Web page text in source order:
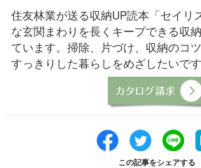
住友林業が送る収納UP読本「セイリ
な玄関まわりを長くキープできる収
ています。掃除、片づけ、収納のコ
すっきりした暮らしをめざしたいです
この記事をシェアする